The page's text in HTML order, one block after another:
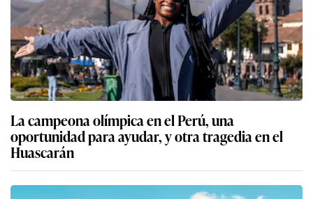
La campeona olímpica en el Perú, una
oportunidad para ayudar, y otra tragedia en el
Huascarán